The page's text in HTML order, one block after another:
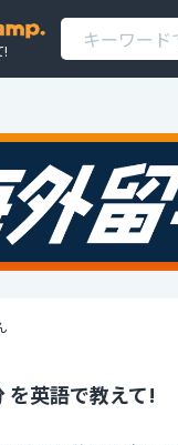
!
を英語で教えて!